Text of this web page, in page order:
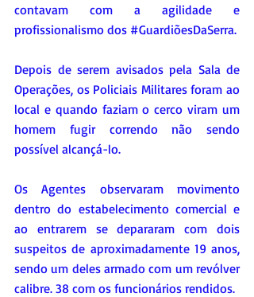
contavam com a agilidade e
profissionalismo dos #GuardiõesDaSerra.
Depois de serem avisados pela Sala de
Operações, os Policiais Militares foram ao
local e quando faziam o cerco viram um
homem fugir correndo não sendo
possível alcançá-lo.
Os Agentes observaram movimento
dentro do estabelecimento comercial e
ao entrarem se depararam com dois
suspeitos de aproximadamente 19 anos,
sendo um deles armado com um revólver
calibre. 38 com os funcionários rendidos.